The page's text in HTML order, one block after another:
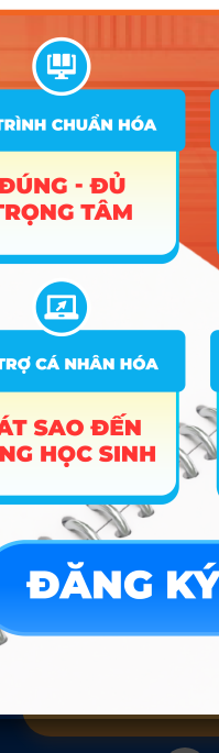
Kinh doanh quốc tế
16 Tài chính – Ngân hàng
17 Kế toán
18 Quản lý công
Khoa học Máy tính
21 Công nghệ thông tin
22
Logistics và Quản lý chuỗi
23 Kỹ thuật xây dựng